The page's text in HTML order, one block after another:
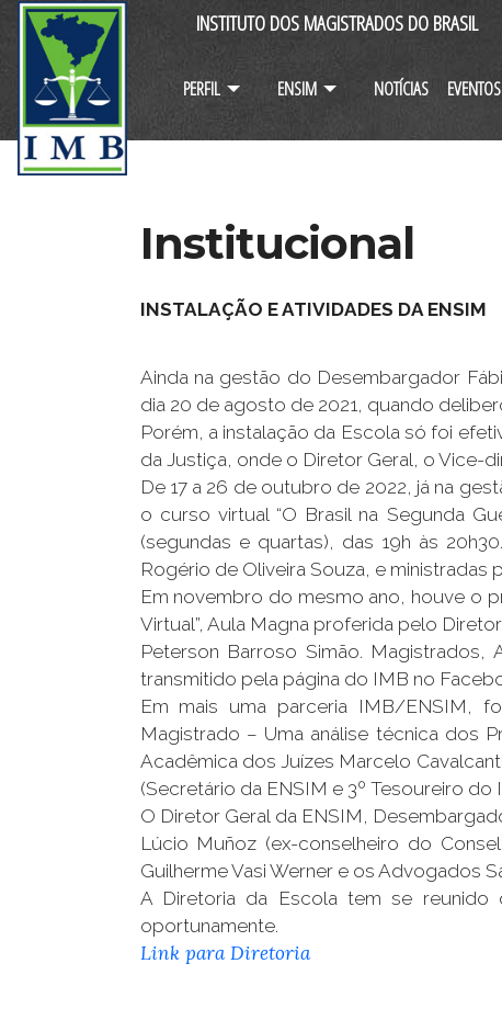
INSTITUTO DOS MAGISTRADOS DO BRASIL
PERFIL ENSIM NOTÍCIAS EVENTOS
Institucional
INSTALAÇÃO E ATIVIDADES DA ENSIM
Ainda na gestão do Desembargador
dia 20 de agosto de 2021, quando
Porém, a instalação da Escola só foi
da Justiça, onde o Diretor Geral, o Vice-
De 17 a 26 de outubro de 2022, já na
o curso virtual “O Brasil na Segunda
(segundas e quartas), das 19h às
Rogério de Oliveira Souza, e
Em novembro do mesmo ano, houve o
Virtual”, Aula Magna proferida pelo
Peterson Barroso Simão.
transmitido pela página do IMB no
Em mais uma parceria IMB/ENSIM,
Magistrado – Uma análise técnica dos
Acadêmica dos Juízes Marcelo
(Secretário da ENSIM e 3º Tesoureiro do
O Diretor Geral da ENSIM,
Lúcio Muñoz (ex-conselheiro do
Guilherme Vasi Werner e os Advogados
A Diretoria da Escola tem se reunido
oportunamente.
Link para Diretoria